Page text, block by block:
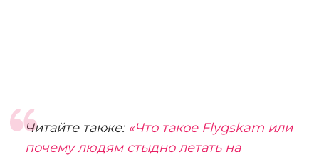
Читайте также: «Что такое Flygskam или
почему людям стыдно летать на